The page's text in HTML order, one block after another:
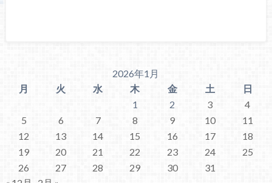
2026年1月
月
火 水 木 金 土
日
1
2 3
4
5
6 7 8 9 10
11
12
13 14 15 16 17
18
19
20 21 22 23 24
25
26
27 28 29 30
31